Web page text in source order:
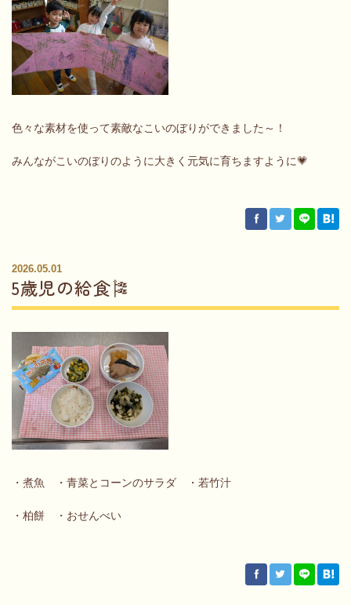
色々な素材を使って素敵なこいのぼりができました～！
みんながこいのぼりのように大きく元気に育ちますように💗
2026.05.01
5歳児の給食🎏
・煮魚 ・青菜とコーンのサラダ ・若竹汁
・柏餅 ・おせんべい